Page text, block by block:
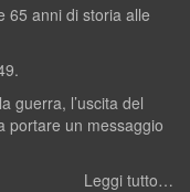
65 anni di storia alle
guerra, l’uscita del
portare un messaggio
Leggi tutto…